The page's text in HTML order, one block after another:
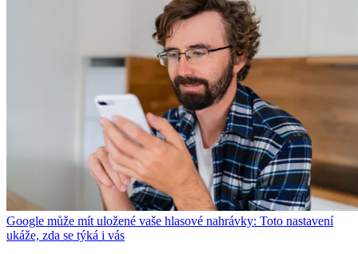
Google může mít uložené vaše hlasové nahrávky: Toto nastavení
ukáže, zda se týká i vás